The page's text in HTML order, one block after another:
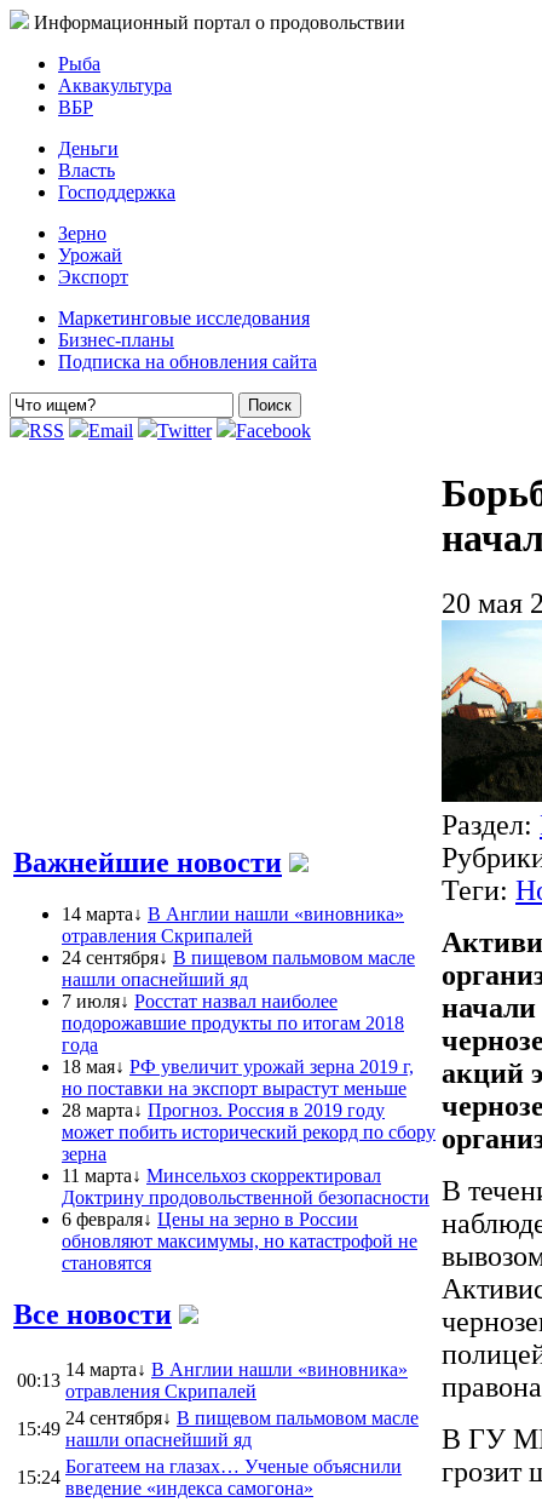
Информационный портал о продовольствии
Рыба
Аквакультура
ВБР
Деньги
Власть
Господдержка
Зерно
Урожай
Экспорт
Маркетинговые исследования
Бизнес-планы
Подписка на обновления сайта
RSS Email Twitter Facebook
Важнейшие новости
14 марта↓ В Англии нашли «виновника»
отравления Скрипалей
24 сентября↓ В пищевом пальмовом масле
нашли опаснейший яд
7 июля↓ Росстат назвал наиболее
подорожавшие продукты по итогам 2018
года
18 мая↓ РФ увеличит урожай зерна 2019 г,
но поставки на экспорт вырастут меньше
28 марта↓ Прогноз. Россия в 2019 году
может побить исторический рекорд по сбору
зерна
11 марта↓ Минсельхоз скорректировал
Доктрину продовольственной безопасности
6 февраля↓ Цены на зерно в России
обновляют максимумы, но катастрофой не
становятся
Все новости
00:13
14 марта↓ В Англии нашли «виновника»
отравления Скрипалей
15:49
24 сентября↓ В пищевом пальмовом масле
нашли опаснейший яд
15:24
Богатеем на глазах… Ученые объяснили
введение «индекса самогона»
20 мая
Раздел:
Теги:
акций
В
В ГУ
грозит